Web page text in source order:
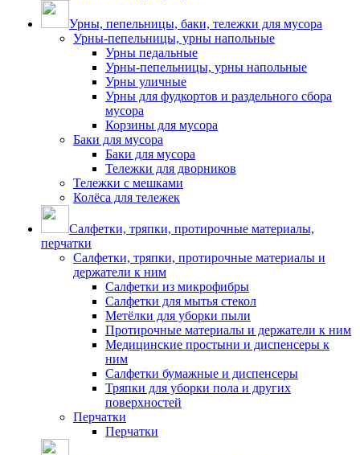
Урны, пепельницы, баки, тележки для мусора
Урны-пепельницы, урны напольные
Урны педальные
Урны-пепельницы, урны напольные
Урны уличные
Урны для фудкортов и раздельного сбора
мусора
Корзины для мусора
Баки для мусора
Баки для мусора
Тележки для дворников
Тележки с мешками
Колёса для тележек
Салфетки, тряпки, протирочные материалы,
перчатки
Салфетки, тряпки, протирочные материалы и
держатели к ним
Салфетки из микрофибры
Салфетки для мытья стекол
Метёлки для уборки пыли
Протирочные материалы и держатели к ним
Медицинские простыни и диспенсеры к
ним
Салфетки бумажные и диспенсеры
Тряпки для уборки пола и других
поверхностей
Перчатки
Перчатки